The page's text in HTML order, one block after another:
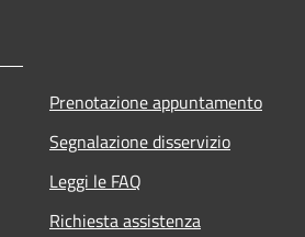
Prenotazione appuntamento
Segnalazione disservizio
Leggi le FAQ
Richiesta assistenza